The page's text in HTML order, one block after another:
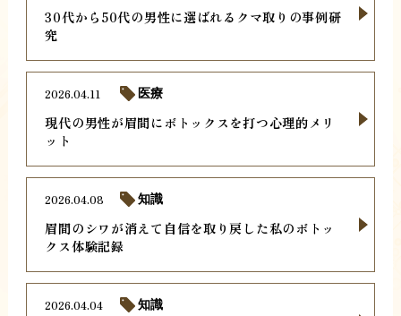
30代から50代の男性に選ばれるクマ取りの事例研
究
現代の男性が眉間にボトックスを打つ心理的メリ
ット
2026.04.11 医療
眉間のシワが消えて自信を取り戻した私のボトッ
クス体験記録
2026.04.08 知識
2026.04.04 知識